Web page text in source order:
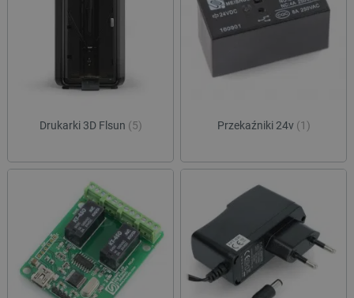
Drukarki 3D Flsun (5) Przekaźniki 24v (1)